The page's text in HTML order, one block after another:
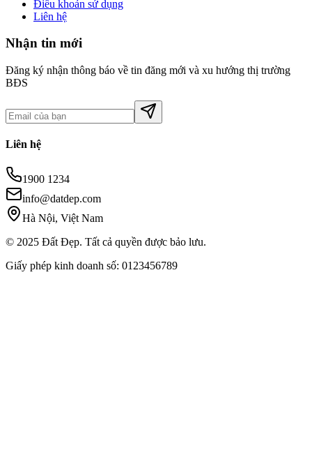
Điều khoản sử dụng
Liên hệ
Nhận tin mới
Đăng ký nhận thông báo về tin đăng mới và xu hướng thị trường
BĐS
Liên hệ
1900 1234
info@datdep.com
Hà Nội, Việt Nam
© 2025 Đất Đẹp. Tất cả quyền được bảo lưu.
Giấy phép kinh doanh số: 0123456789